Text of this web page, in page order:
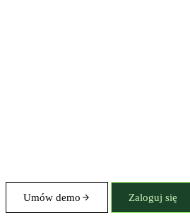
Umów demo Zaloguj się